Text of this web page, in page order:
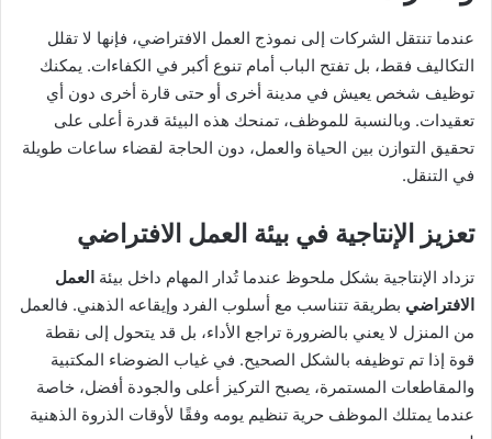
عندما تنتقل الشركات إلى نموذج العمل الافتراضي، فإنها لا تقلل
التكاليف فقط، بل تفتح الباب أمام تنوع أكبر في الكفاءات. يمكنك
توظيف شخص يعيش في مدينة أخرى أو حتى قارة أخرى دون أي
تعقيدات. وبالنسبة للموظف، تمنحك هذه البيئة قدرة أعلى على
تحقيق التوازن بين الحياة والعمل، دون الحاجة لقضاء ساعات طويلة
في التنقل.
تعزيز الإنتاجية في بيئة العمل الافتراضي
تزداد الإنتاجية بشكل ملحوظ عندما تُدار المهام داخل بيئة العمل
الافتراضي بطريقة تتناسب مع أسلوب الفرد وإيقاعه الذهني. فالعمل
من المنزل لا يعني بالضرورة تراجع الأداء، بل قد يتحول إلى نقطة
قوة إذا تم توظيفه بالشكل الصحيح. في غياب الضوضاء المكتبية
والمقاطعات المستمرة، يصبح التركيز أعلى والجودة أفضل، خاصة
عندما يمتلك الموظف حرية تنظيم يومه وفقًا لأوقات الذروة الذهنية